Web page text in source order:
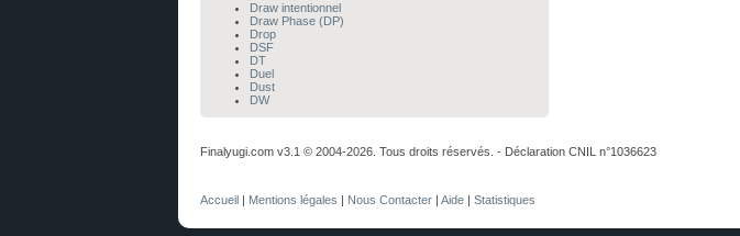
Draw intentionnel
Draw Phase (DP)
Drop
DSF
DT
Duel
Dust
DW
Finalyugi.com v3.1 © 2004-2026. Tous droits réservés. - Déclaration CNIL n°1036623
Accueil Mentions légales Nous Contacter Aide Statistiques